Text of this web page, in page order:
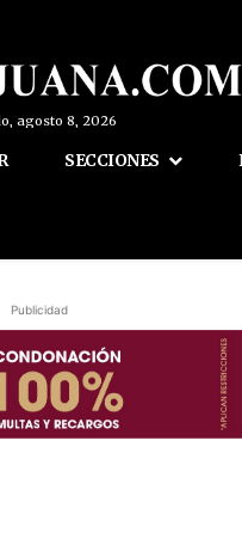
agosto 8, 2026
SECCIONES
Publicidad